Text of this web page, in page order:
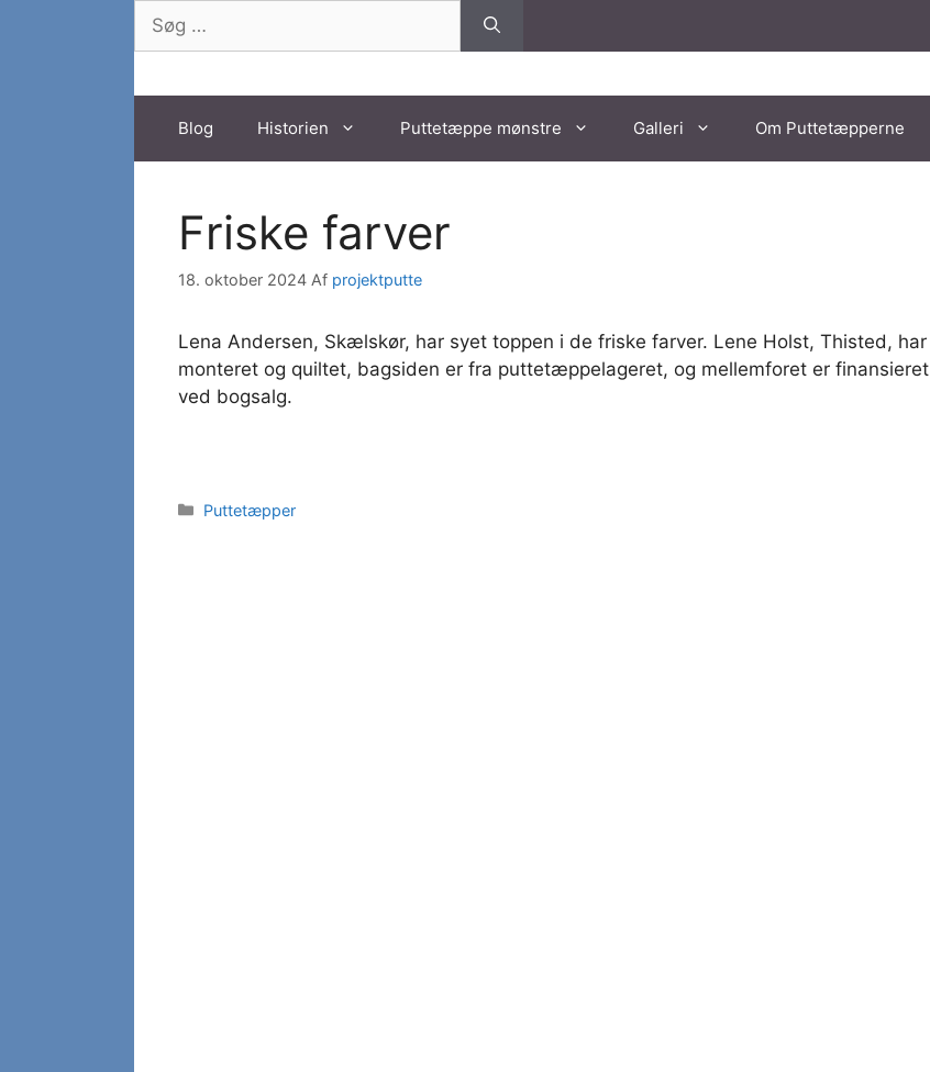
Søg
efter:
Blog Historien Puttetæppe mønstre Galleri Om Puttetæpperne
Friske farver
18. oktober 2024 Af projektputte
Lena Andersen, Skælskør, har syet toppen i de friske farver. Lene Holst, Thisted, har
monteret og quiltet, bagsiden er fra puttetæppelageret, og mellemforet er finansieret
ved bogsalg.
Kategorier
Puttetæpper